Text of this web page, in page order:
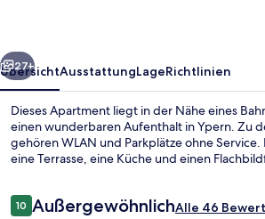
Weiter
27+
ÜbersichtAusstattungLageRichtlinien
Dieses Apartment liegt in der Nähe eines
einen wunderbaren Aufenthalt in Ypern. Zu
gehören WLAN und Parkplätze ohne
eine Terrasse, eine Küche und einen
Bewertungen
1010 von 10.
AußergewöhnlichAlle 46